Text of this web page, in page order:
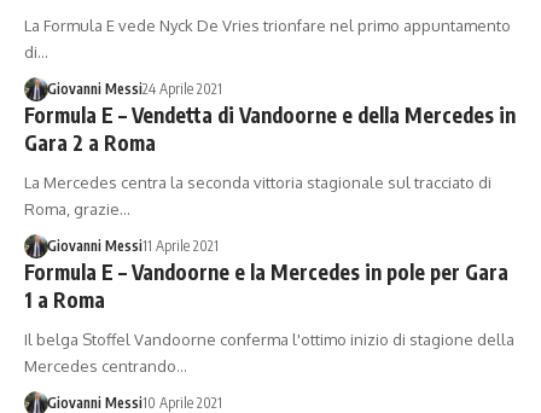
La Formula E vede Nyck De Vries trionfare nel primo appuntamento
di…
Giovanni Messi24 Aprile 2021
Formula E – Vendetta di Vandoorne e della Mercedes in
Gara 2 a Roma
La Mercedes centra la seconda vittoria stagionale sul tracciato di
Roma, grazie…
Giovanni Messi11 Aprile 2021
Formula E – Vandoorne e la Mercedes in pole per Gara
1 a Roma
Il belga Stoffel Vandoorne conferma l'ottimo inizio di stagione della
Mercedes centrando…
Giovanni Messi10 Aprile 2021